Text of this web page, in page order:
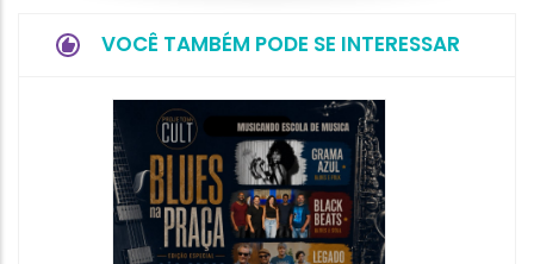
VOCÊ TAMBÉM PODE SE INTERESSAR